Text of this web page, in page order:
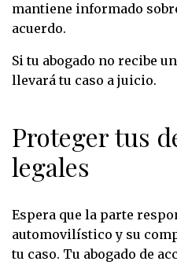
mantiene informado
acuerdo.
Si tu abogado no recibe
llevará tu caso a juicio.
Proteger tus
legales
Espera que la parte
automovilístico y su
tu caso. Tu abogado de